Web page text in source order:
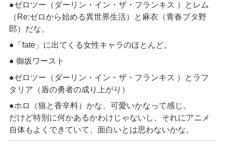
●ゼロツー（ダーリン・イン・ザ・フランキス ）とレム
（Re:ゼロから始める異世界生活）と麻衣（青春ブタ野
郎）だな。
●「fate」に出てくる女性キャラのほとんど。
● 御坂ワースト
●ゼロツー（ダーリン・イン・ザ・フランキス ）とラフ
タリア（盾の勇者の成り上がり）
●ホロ（狼と香辛料）かな、可愛いかなって感じ。
だけど特別に何かあるかわけじゃないし、それにアニメ
自体もよくできていて、面白いとは思わないかな。